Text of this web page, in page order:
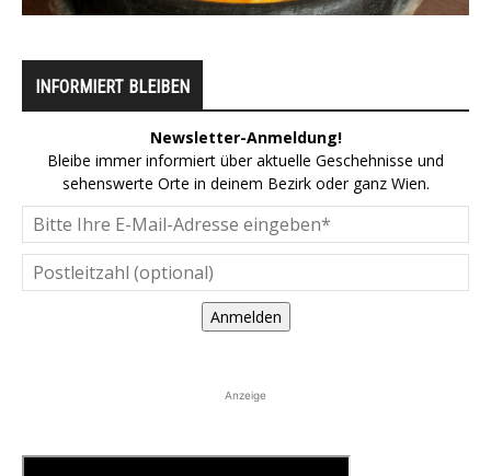
INFORMIERT BLEIBEN
Newsletter-Anmeldung!
Bleibe immer informiert über aktuelle Geschehnisse und
sehenswerte Orte in deinem Bezirk oder ganz Wien.
Anmelden
Anzeige